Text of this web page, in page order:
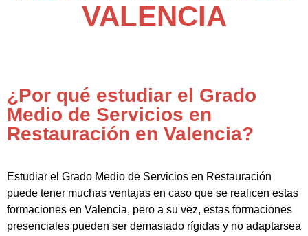
VALENCIA
¿Por qué estudiar el Grado
Medio de Servicios en
Restauración en Valencia?
Estudiar el Grado Medio de Servicios en Restauración
puede tener muchas ventajas en caso que se realicen estas
formaciones en Valencia, pero a su vez, estas formaciones
presenciales pueden ser demasiado rígidas y no adaptarsea